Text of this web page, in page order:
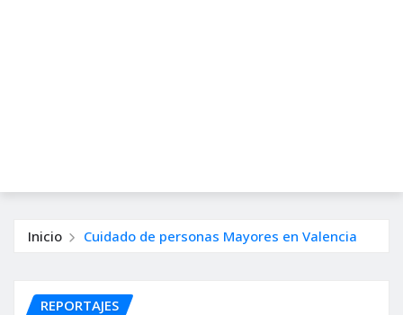
Inicio Cuidado de personas Mayores en Valencia
REPORTAJES